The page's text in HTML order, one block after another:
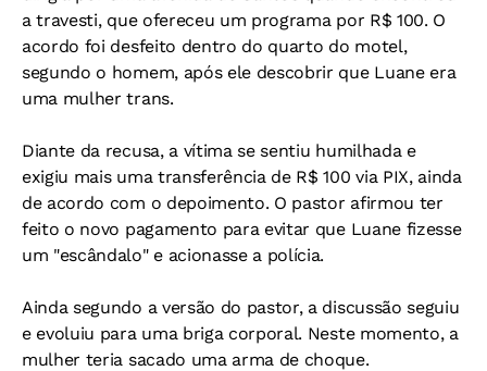
a travesti, que ofereceu um programa por R$ 100. O
acordo foi desfeito dentro do quarto do motel,
segundo o homem, após ele descobrir que Luane era
uma mulher trans.
Diante da recusa, a vítima se sentiu humilhada e
exigiu mais uma transferência de R$ 100 via PIX, ainda
de acordo com o depoimento. O pastor afirmou ter
feito o novo pagamento para evitar que Luane fizesse
um "escândalo" e acionasse a polícia.
Ainda segundo a versão do pastor, a discussão seguiu
e evoluiu para uma briga corporal. Neste momento, a
mulher teria sacado uma arma de choque.